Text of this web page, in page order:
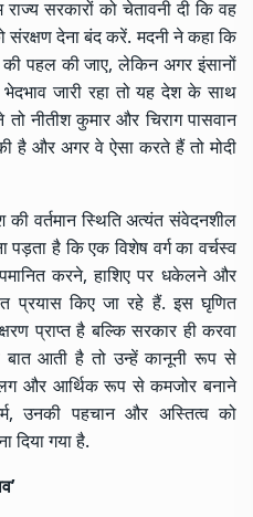
सरकारों को चेतावनी दी कि वह
देना बंद करें. मदनी ने कहा कि
पहल की जाए, लेकिन अगर इंसानों
जारी रहा तो यह देश के साथ
तो नीतीश कुमार और चिराग पासवान
है और अगर वे ऐसा करते हैं तो मोदी
वर्तमान स्थिति अत्यंत संवेदनशील
है कि एक विशेष वर्ग का वर्चस्व
करने, हाशिए पर धकेलने और
प्रयास किए जा रहे हैं. इस घृणित
प्राप्त है बल्कि सरकार ही करवा
बात आती है तो उन्हें कानूनी रूप से
और आर्थिक रूप से कमजोर बनाने
उनकी पहचान और अस्तित्व को
गया है.